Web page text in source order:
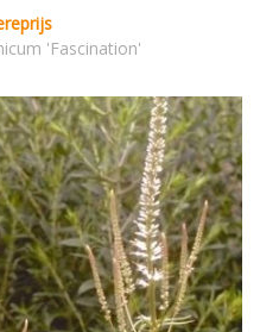
'Fascination'